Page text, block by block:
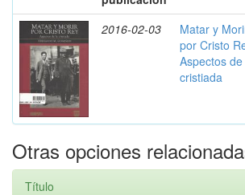
2016-02-03
Matar y
por Cristo
Aspectos
cristiada
Otras opciones
Título